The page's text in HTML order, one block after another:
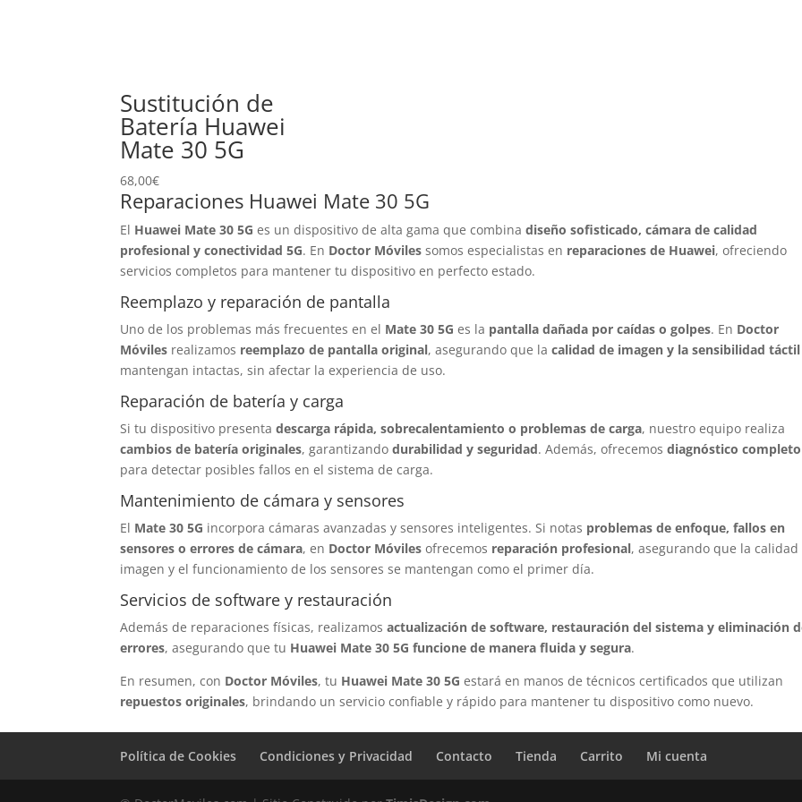
Sustitución de
Batería Huawei
Mate 30 5G
68,00€
Reparaciones Huawei Mate 30 5G
El Huawei Mate 30 5G es un dispositivo de alta gama que combinadiseño sofisticado, cámara de calidad
profesional y conectividad 5G. En Doctor Móviles somos especialistas en reparaciones de Huawei, ofreciendo
servicios completos para mantener tu dispositivo en perfecto estado.
Reemplazo y reparación de pantalla
Uno de los problemas más frecuentes en el Mate 30 5G es la pantalla dañada por caídas o golpes. En Doctor
Móviles realizamos reemplazo de pantalla original, asegurando que lacalidad de imagen y la sensibilidad táctil
mantengan intactas, sin afectar la experiencia de uso.
Reparación de batería y carga
Si tu dispositivo presentadescarga rápida, sobrecalentamiento o problemas de carga, nuestro equipo realiza
cambios de batería originales, garantizandodurabilidad y seguridad. Además, ofrecemosdiagnóstico completo
para detectar posibles fallos en el sistema de carga.
Mantenimiento de cámara y sensores
El Mate 30 5G incorpora cámaras avanzadas y sensores inteligentes. Si notas problemas de enfoque, fallos en
sensores o errores de cámara, en Doctor Móviles ofrecemos reparación profesional, asegurando que la calidad
imagen y el funcionamiento de los sensores se mantengan como el primer día.
Servicios de software y restauración
Además de reparaciones físicas, realizamosactualización de software, restauración del sistema y eliminación
errores, asegurando que tu Huawei Mate 30 5G funcione de manera fluida y segura.
En resumen, con Doctor Móviles, tu Huawei Mate 30 5G estará en manos de técnicos certificados que utilizan
repuestos originales, brindando un servicio confiable y rápido para mantener tu dispositivo como nuevo.
Política de Cookies Condiciones y Privacidad Contacto Tienda Carrito Mi cuenta